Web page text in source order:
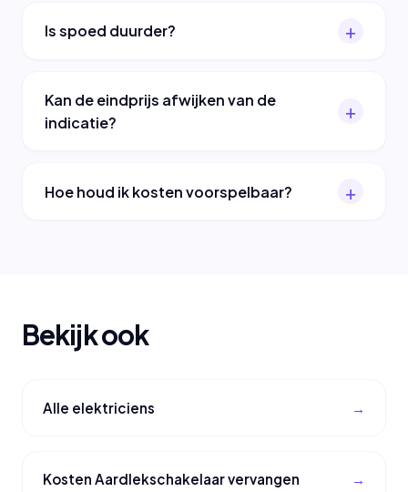
Is spoed duurder?
Kan de eindprijs afwijken van de
indicatie?
Hoe houd ik kosten voorspelbaar?
Bekijk ook
Alle elektriciens
Kosten Aardlekschakelaar vervangen